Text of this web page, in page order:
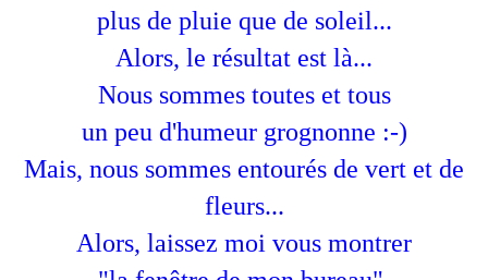
plus de pluie que de soleil...
Alors, le résultat est là...
Nous sommes toutes et tous
un peu d'humeur grognonne :-)
Mais, nous sommes entourés de vert et de
fleurs...
Alors, laissez moi vous montrer